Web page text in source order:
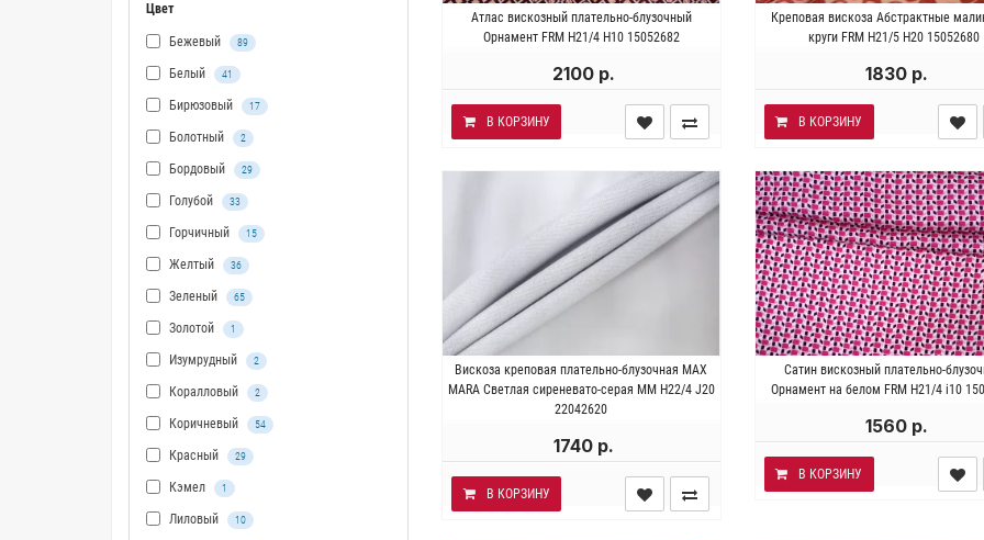
Цвет
Бежевый 89
Белый 41
Бирюзовый 17
Болотный 2
Бордовый 29
Голубой 33
Горчичный 15
Желтый 36
Зеленый 65
Золотой 1
Изумрудный 2
Коралловый 2
Коричневый 54
Красный 29
Кэмел 1
Лиловый 10
Атлас вискозный плательно-блузочный
Орнамент FRM H21/4 H10 15052682
Италия . Состав 95% вискоза 5%
эласта. Плотность ~ 150 гр/м2.
2100 р.
В КОРЗИНУ
Креповая вискоза Абстрактные
круги FRM H21/5 H20 15052680
Италия . Состав 100%
Плотность ~ 80 гр/м2. Ширина
1830 р.
В КОРЗИНУ
Вискоза креповая плательно-блузочная MAX
MARA Светлая сиреневато-серая MM H22/4 J20
22042620
Италия . Состав 100% вискоза.
Плотность ~ 90 гр/м2. Ширина 134 см.
1740 р.
В КОРЗИНУ
Сатин вискозный плательно-
Орнамент на белом FRM H21/4 i10
Италия . Состав 100%
Плотность ~ 100 гр/м2.
1560 р.
В КОРЗИНУ